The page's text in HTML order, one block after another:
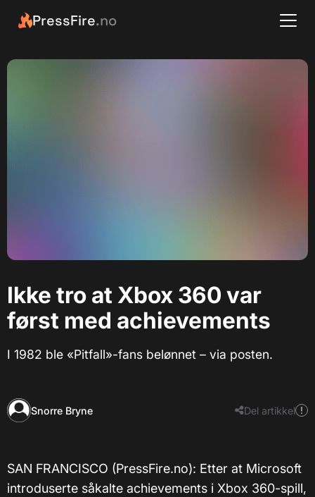
PressFire.no
Ikke tro at Xbox 360 var
først med achievements
I 1982 ble «Pitfall»-fans belønnet – via posten.
Snorre Bryne Del artikkel
SAN FRANCISCO (PressFire.no): Etter at Microsoft
introduserte såkalte achievements i Xbox 360-spill,